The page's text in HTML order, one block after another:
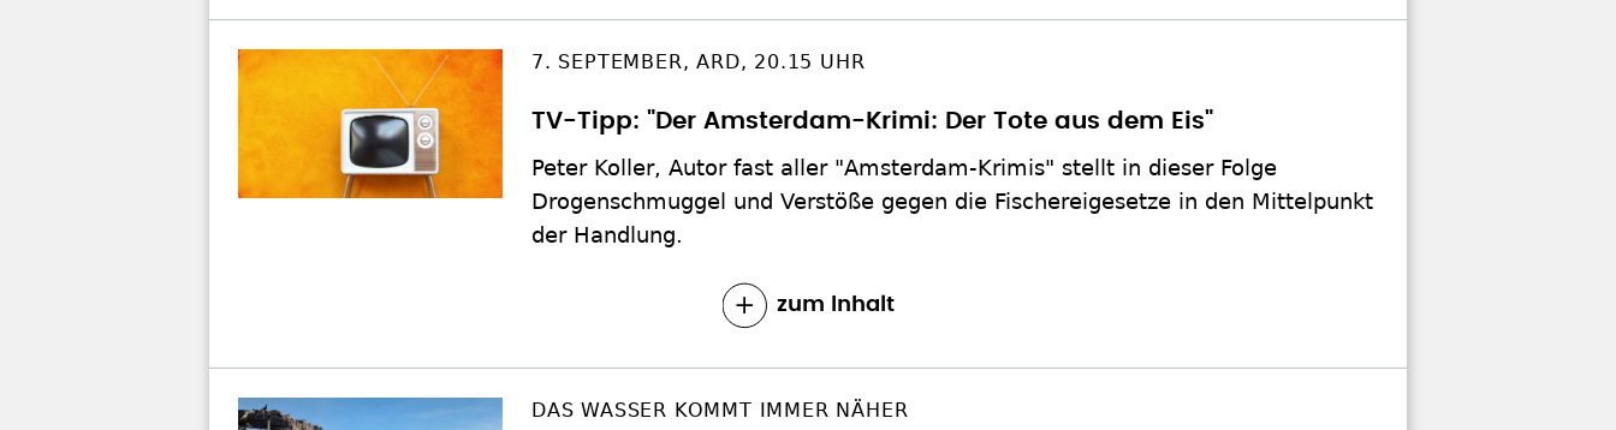
7. SEPTEMBER, ARD, 20.15 UHR
TV-Tipp: "Der Amsterdam-Krimi: Der Tote aus dem Eis"
Peter Koller, Autor fast aller "Amsterdam-Krimis" stellt in dieser Folge
Drogenschmuggel und Verstöße gegen die Fischereigesetze in den Mittelpunkt
der Handlung.
zum Inhalt
DAS WASSER KOMMT IMMER NÄHER